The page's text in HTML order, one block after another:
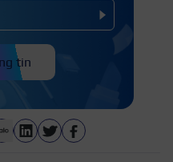
công trong lĩnh vực
cao, tính thẩm mỹ như
kinh doanh các dịch vụ
tin